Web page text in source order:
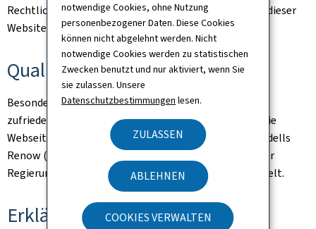
notwendige Cookies, ohne Nutzung
personenbezogener Daten. Diese Cookies
können nicht abgelehnt werden. Nicht
notwendige Cookies werden zu statistischen
Zwecken benutzt und nur aktiviert, wenn Sie
sie zulassen. Unsere
Datenschutzbestimmungen lesen.
ZULASSEN
ABLEHNEN
COOKIES VERWALTEN
Rechtliche Hinweise und Informationen zum Hosting dieser
Website finden Sie auf der Seiterechtliche Aspekte
Qualität
Besonderes Augenmerk galt der Gewährleistung eines
zufriedenstellenden Qualitäts- und Zugangsniveaus. Die
Webseite wird nach den Empfehlungen des Bezugsmodells
Renow (Bezugsmodell der Websites-Normalisation der
Regierung des Großherzogtums Luxemburgs) entwickelt.
Erklärung zur Barrierefreiheit